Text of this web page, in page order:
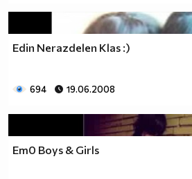
Edin Nerazdelen Klas :)
694 19.06.2008
Em0 Boys & Girls